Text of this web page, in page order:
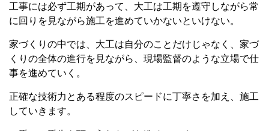
工事には必ず工期があって、大工は工期を遵守しながら常
に回りを見ながら施工を進めていかないといけない。
家づくりの中では、大工は自分のことだけじゃなく、家づ
くりの全体の進行を見ながら、現場監督のような立場で仕
事を進めていく。
正確な技術力とある程度のスピードに丁寧さを加え、施工
していきます。